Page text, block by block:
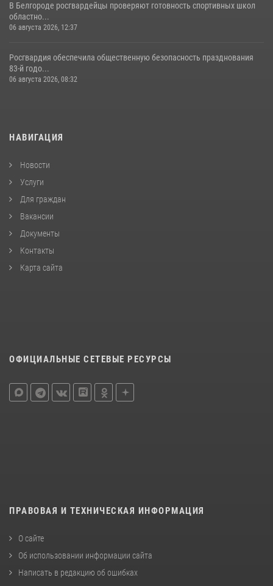
В Белгороде росгвардейцы проверяют готовность спортивных школ
областно...
06 августа 2026, 12:37
Росгвардия обеспечила общественную безопасность празднования
83-й годо...
06 августа 2026, 08:32
НАВИГАЦИЯ
Новости
Услуги
Для граждан
Вакансии
Документы
Контакты
Карта сайта
ОФИЦИАЛЬНЫЕ СЕТЕВЫЕ РЕСУРСЫ
ПРАВОВАЯ И ТЕХНИЧЕСКАЯ ИНФОРМАЦИЯ
О сайте
Об использовании информации сайта
Написать в редакцию об ошибках